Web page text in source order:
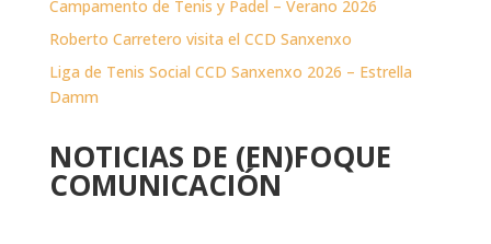
Campamento de Tenis y Padel – Verano 2026
Roberto Carretero visita el CCD Sanxenxo
Liga de Tenis Social CCD Sanxenxo 2026 – Estrella
Damm
NOTICIAS DE (EN)FOQUE
COMUNICACIÓN